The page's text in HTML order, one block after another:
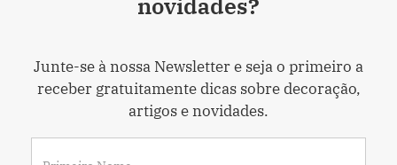
Junte-se à nossa Newsletter e seja o primeiro a
receber gratuitamente dicas sobre decoração,
artigos e novidades.